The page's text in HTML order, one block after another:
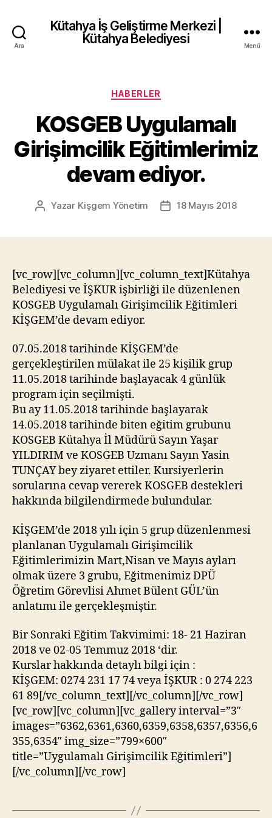
Ara
Kütahya İş Geliştirme Merkezi |
Kütahya Belediyesi
Menü
Kategoriler
HABERLER
KOSGEB Uygulamalı
Girişimcilik Eğitimlerimiz
devam ediyor.
Yazının
Yazar Kişgem Yönetim
Yazı18 Mayıs 2018
[vc_row][vc_column][vc_column_text]Kütahya
Belediyesi ve İŞKUR işbirliği ile düzenlenen
KOSGEB Uygulamalı Girişimcilik Eğitimleri
KİŞGEM’de devam ediyor.
07.05.2018 tarihinde KİŞGEM’de
gerçekleştirilen mülakat ile 25 kişilik grup
11.05.2018 tarihinde başlayacak 4 günlük
program için seçilmişti.
Bu ay 11.05.2018 tarihinde başlayarak
14.05.2018 tarihinde biten eğitim grubunu
KOSGEB Kütahya İl Müdürü Sayın Yaşar
YILDIRIM ve KOSGEB Uzmanı Sayın Yasin
TUNÇAY bey ziyaret ettiler. Kursiyerlerin
sorularına cevap vererek KOSGEB destekleri
hakkında bilgilendirmede bulundular.
KİŞGEM’de 2018 yılı için 5 grup düzenlenmesi
planlanan Uygulamalı Girişimcilik
Eğitimlerimizin Mart,Nisan ve Mayıs ayları
olmak üzere 3 grubu, Eğitmenimiz DPÜ
Öğretim Görevlisi Ahmet Bülent GÜL’ün
anlatımı ile gerçekleşmiştir.
Bir Sonraki Eğitim Takvimimi: 18- 21 Haziran
2018 ve 02-05 Temmuz 2018 ‘dir.
Kurslar hakkında detaylı bilgi için :
KİŞGEM: 0274 231 17 74 veya İŞKUR : 0 274 223
61 89[/vc_column_text][/vc_column][/vc_row]
[vc_row][vc_column][vc_gallery interval=”3″
images=”6362,6361,6360,6359,6358,6357,6356,6
355,6354″ img_size=”799×600″
title=”Uygulamalı Girişimcilik Eğitimleri”]
[/vc_column][/vc_row]